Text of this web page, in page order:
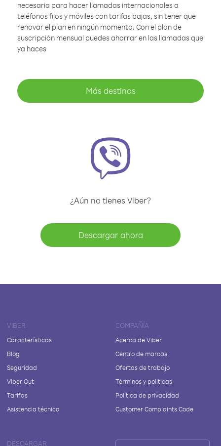
necesaria para hacer llamadas internacionales a
teléfonos fijos y móviles con tarifas bajas, sin tener que
renovar el plan en ningún momento. Con el plan de
suscripción mensual puedes ahorrar en las llamadas que
ya haces
Más destinos
¿Aún no tienes Viber?
Descargar ahora
VIBER
Características
Blog
Seguridad
Viber Out
Tarifas
Asistencia técnica
COMPAÑÍA
Acerca de Viber
Centro de marcas
Ofertas de trabajo
Términos y políticas
Política de privacidad
Customer Complaints Code
DESCARGAR